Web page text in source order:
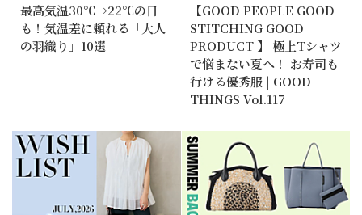
最高気温30℃→22℃の日
も！気温差に頼れる「大人
の羽織り」10選
【GOOD PEOPLE GOOD
STITCHING GOOD
PRODUCT 】 極上Tシャツ
で悩まない夏へ！ お寿司も
行ける優秀服 | GOOD
THINGS Vol.117